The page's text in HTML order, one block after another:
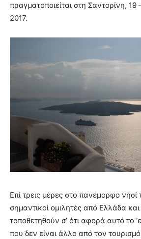
πραγματοποιείται στη Σαντορίνη,
2017.
Επί τρεις μέρες στο πανέμορφο
σημαντικοί ομιλητές από Ελλάδα
τοποθετηθούν σ’ ότι αφορά αυτό το
που δεν είναι άλλο από τον